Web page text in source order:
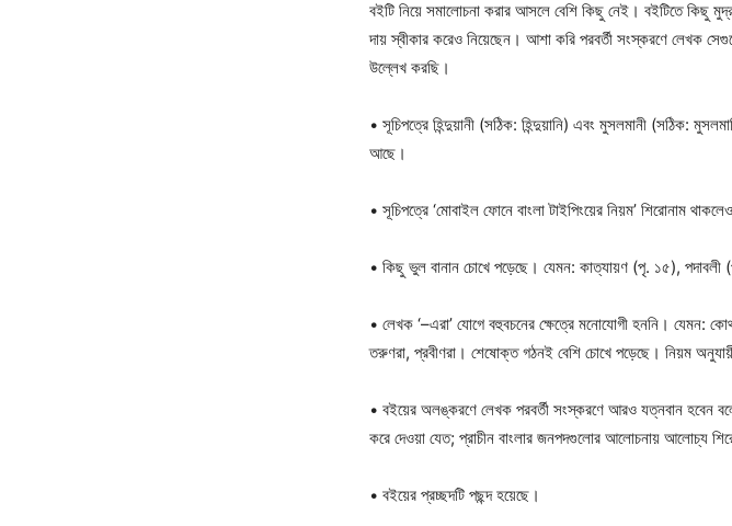
বইটি নিয়ে সমালোচনা করার আসলে বেশি ‍কিছু নেই। বইটিতে কিছু
দায় স্বীকার করেও নিয়েছেন। আশা করি পরবর্তী সংস্করণে লেখক
উল্লেখ করছি।
• সূচিপত্রে হিন্দুয়ানী (সঠিক: হিন্দুয়ানি) এবং মুসলমানী (সঠিক:
আছে।
• সূচিপত্রে ‘মোবাইল ফোনে বাংলা টাইপিংয়ের নিয়ম’ শিরোনাম
• কিছু ভুল বানান চোখে পড়েছে। যেমন: কাত্যায়ণ (পৃ. ১৫),
• লেখক ‘–এরা’ যোগে বহুবচনের ক্ষেত্রে মনোযোগী হননি। যেমন:
তরুণরা, প্রবীণরা। শেষোক্ত গঠনই বেশি চোখে পড়েছে। নিয়ম
• বইয়ের অলঙ্করণে লেখক পরবর্তী সংস্করণে আরও যত্নবান হবেন
করে দেওয়া যেত; প্রাচীন বাংলার জনপদগুলোর আলোচনায় আলোচ্য
• বইয়ের প্রচ্ছদটি পছন্দ হয়েছে।